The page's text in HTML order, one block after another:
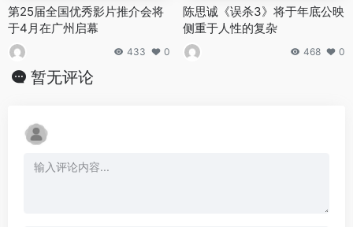
第25届全国优秀影片推介会将
于4月在广州启幕
433 0
陈思诚《误杀3》将于年底公映
侧重于人性的复杂
468 0
暂无评论